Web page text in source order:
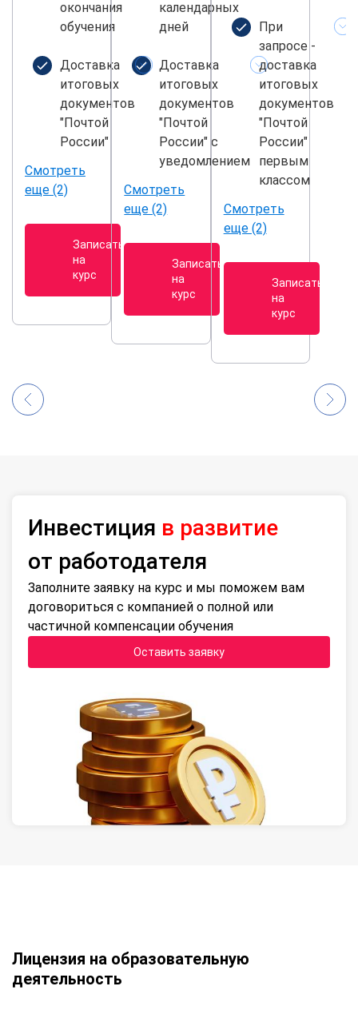
окончания
обучения
Доставка
итоговых
документов
"Почтой
России"
Смотреть
еще (2)
Записаться
на
курс
календарных
дней
Доставка
итоговых
документов
"Почтой
России" с
уведомлением
Смотреть
еще (2)
Записаться
на
курс
При
запросе -
доставка
итоговых
документов
"Почтой
России"
первым
классом
Смотреть
еще (2)
Записаться
на
курс
Инвестиция в развитие
от работодателя
Заполните заявку на курс и мы поможем вам
договориться с компанией о полной или
частичной компенсации обучения
Оставить заявку
Лицензия на образовательную
деятельность